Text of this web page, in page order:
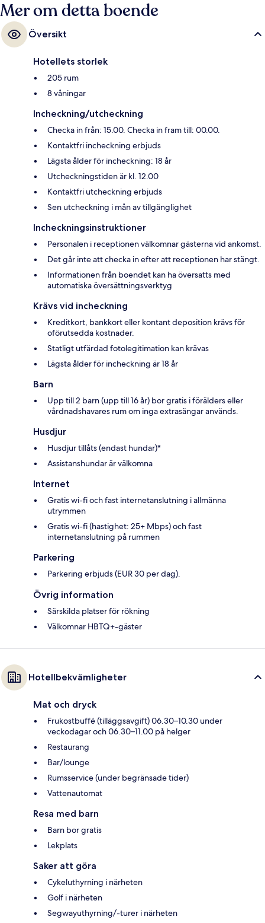
Mer om detta boende
Översikt
Hotellets storlek
205 rum
8 våningar
Incheckning/utcheckning
Checka in från: 15.00. Checka in fram till: 00.00.
Kontaktfri incheckning erbjuds
Lägsta ålder för incheckning: 18 år
Utcheckningstiden är kl. 12.00
Kontaktfri utcheckning erbjuds
Sen utcheckning i mån av tillgänglighet
Incheckningsinstruktioner
Personalen i receptionen välkomnar gästerna vid ankomst.
Det går inte att checka in efter att receptionen har stängt.
Informationen från boendet kan ha översatts med
automatiska översättningsverktyg
Krävs vid incheckning
Kreditkort, bankkort eller kontant deposition krävs för
oförutsedda kostnader.
Statligt utfärdad fotolegitimation kan krävas
Lägsta ålder för incheckning är 18 år
Barn
Upp till 2 barn (upp till 16 år) bor gratis i förälders eller
vårdnadshavares rum om inga extrasängar används.
Husdjur
Husdjur tillåts (endast hundar)*
Assistanshundar är välkomna
Internet
Gratis wi-fi och fast internetanslutning i allmänna
utrymmen
Gratis wi-fi (hastighet: 25+ Mbps) och fast
internetanslutning på rummen
Parkering
Parkering erbjuds (EUR 30 per dag).
Övrig information
Särskilda platser för rökning
Välkomnar HBTQ+-gäster
Hotellbekvämligheter
Mat och dryck
Frukostbuffé (tilläggsavgift) 06.30–10.30 under
veckodagar och 06.30–11.00 på helger
Restaurang
Bar/lounge
Rumsservice (under begränsade tider)
Vattenautomat
Resa med barn
Barn bor gratis
Lekplats
Saker att göra
Cykeluthyrning i närheten
Golf i närheten
Segwayuthyrning/-turer i närheten